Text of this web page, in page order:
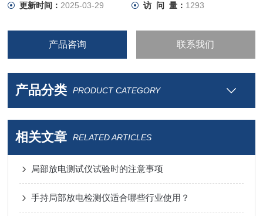
更新时间： 2025-03-29 访 问 量： 1293
产品咨询 联系我们
产品分类 PRODUCT CATEGORY
相关文章 RELATED ARTICLES
局部放电测试仪试验时的注意事项
手持局部放电检测仪适合哪些行业使用？